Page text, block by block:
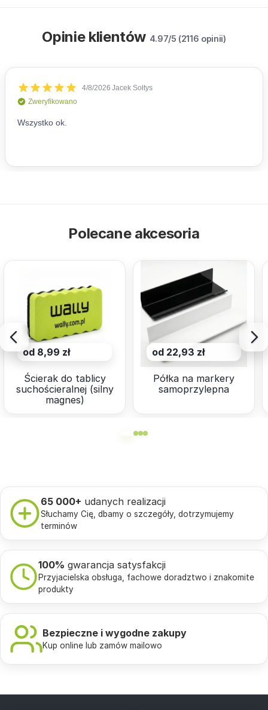
Opinie klientów 4.97/5 (2116 opinii)
Polecane akcesoria
od 8,99 zł
Ścierak do tablicy
suchościeralnej (silny
magnes)
od 22,93 zł
Półka na markery
samoprzylepna
65 000+ udanych realizacji
Słuchamy Cię, dbamy o szczegóły, dotrzymujemy
terminów
100% gwarancja satysfakcji
Przyjacielska obsługa, fachowe doradztwo i znakomite
produkty
Bezpieczne i wygodne zakupy
Kup online lub zamów mailowo